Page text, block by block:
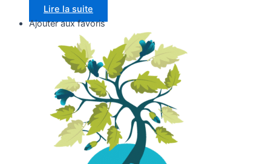
Lire la suite
Ajouter aux favoris